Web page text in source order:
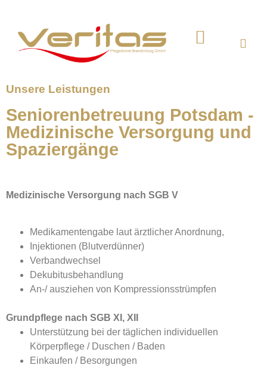
Unsere Leistungen
Seniorenbetreuung Potsdam -
Medizinische Versorgung und
Spaziergänge
Medizinische Versorgung nach SGB V
Medikamentengabe laut ärztlicher Anordnung,
Injektionen (Blutverdünner)
Verbandwechsel
Dekubitusbehandlung
An-/ ausziehen von Kompressionsstrümpfen
Grundpflege nach SGB XI, XII
Unterstützung bei der täglichen individuellen
Körperpflege / Duschen / Baden
Einkaufen / Besorgungen